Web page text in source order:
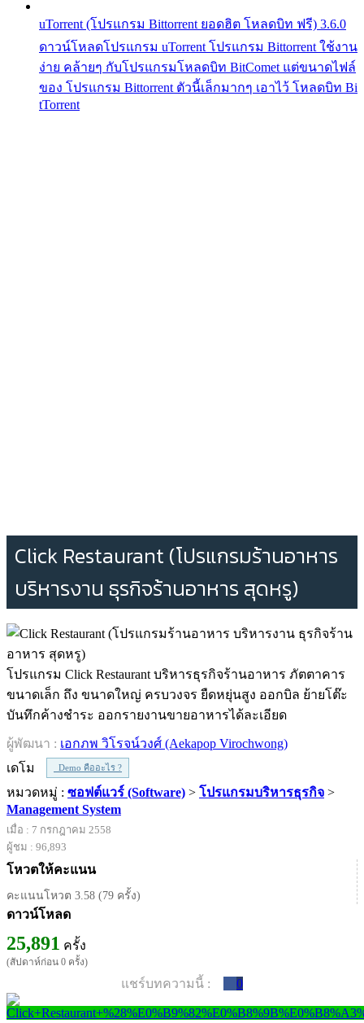
uTorrent (โปรแกรม Bittorrent ยอดฮิต โหลดบิท ฟรี) 3.6.0
ดาวน์โหลดโปรแกรม uTorrent โปรแกรม Bittorrent ใช้งาน
ง่าย คล้ายๆ กับโปรแกรมโหลดบิท BitComet แต่ขนาดไฟล์
ของ โปรแกรม Bittorrent ตัวนี้เล็กมากๆ เอาไว้ โหลดบิท Bi
tTorrent
Click Restaurant (โปรแกรมร้านอาหาร
บริหารงาน ธุรกิจร้านอาหาร สุดหรู)
โปรแกรม Click Restaurant บริหารธุรกิจร้านอาหาร ภัตตาคาร
ขนาดเล็ก ถึง ขนาดใหญ่ ครบวงจร ยืดหยุ่นสูง ออกบิล ย้ายโต๊ะ
บันทึกค้างชำระ ออกรายงานขายอาหารได้ละเอียด
ผู้พัฒนา : เอกภพ วิโรจน์วงศ์ (Aekapop Virochwong)
เดโม
Demo คืออะไร ?
หมวดหมู่ : ซอฟต์แวร์ (Software) > โปรแกรมบริหารธุรกิจ >
Management System
เมื่อ : 7 กรกฎาคม 2558
ผู้ชม : 96,893
โหวตให้คะแนน
คะแนนโหวต 3.58 (79 ครั้ง)
ดาวน์โหลด
25,891 ครั้ง
(สัปดาห์ก่อน 0 ครั้ง)
แชร์บทความนี้ : 0